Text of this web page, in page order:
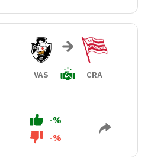
VAS CRA
-%
-%